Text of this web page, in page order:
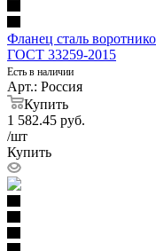
Фланец сталь
ГОСТ 33259-2015
Есть в наличии
Арт.: Россия
Купить
1 582.45 руб.
/шт
Купить